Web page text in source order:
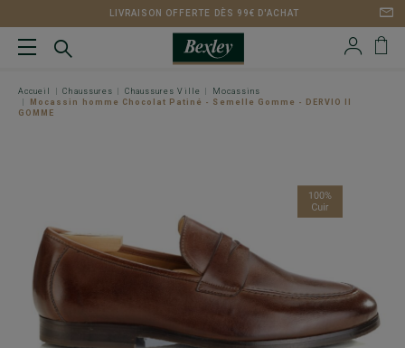
LIVRAISON OFFERTE DÈS 99€ D'ACHAT
Accueil Chaussures Chaussures Ville
Mocassins
Mocassin homme Chocolat Patiné - Semelle Gomme - DERVIO II
GOMME